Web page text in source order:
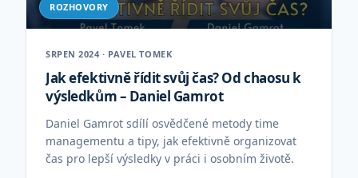
ROZHOVORY
SRPEN 2024 · PAVEL TOMEK
Jak efektivně řídit svůj čas? Od chaosu k
výsledkům – Daniel Gamrot
Daniel Gamrot sdílí osvědčené metody time
managementu a tipy, jak efektivně organizovat
čas pro lepší výsledky v práci i osobním životě.